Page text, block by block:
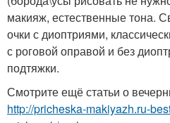
макияж, естественные тона.
очки с диоптриями,
с роговой оправой и без
подтяжки.
Смотрите ещё статьи о
http://pricheska-makiyazh.ru-